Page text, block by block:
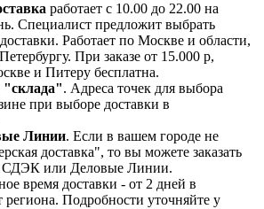
работает с 10.00 до 22.00 на
Специалист предложит выбрать
Работает по Москве и области,
При заказе от 15.000 р,
и Питеру бесплатна.
"склада". Адреса точек для выбора
при выборе доставки в
Линии. Если в вашем городе не
доставка", то вы можете заказать
СДЭК или Деловые Линии.
время доставки - от 2 дней в
региона. Подробности уточняйте у